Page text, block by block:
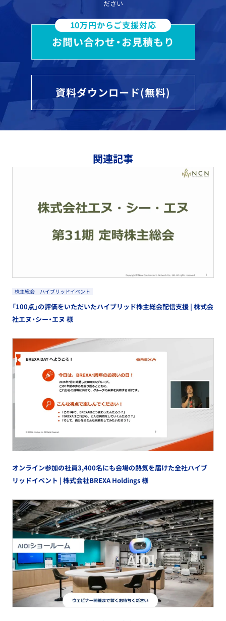
ださい
10万円からご支援対応
お問い合わせ・お見積もり
資料ダウンロード(無料)
関連記事
株主総会 ハイブリッドイベント
「100点」の評価をいただいたハイブリッド株主総会配信支援 | 株式会
社エヌ・シー・エヌ 様
オンライン参加の社員3,400名にも会場の熱気を届けた全社ハイブ
リッドイベント | 株式会社BREXA Holdings 様